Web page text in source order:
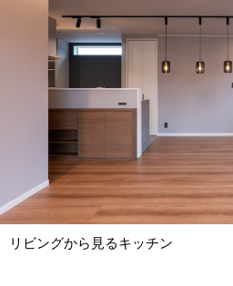
リビングから見るキッチン